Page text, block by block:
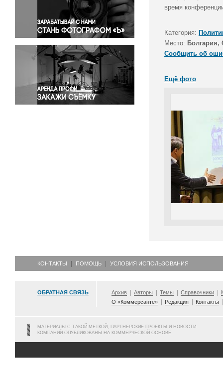
Правосудие
Происшествия и конфликты
Религия
Светская жизнь
Спорт
Экология
Экономика и бизнес
время
Категория:
Место:
Сообщить об
Ещё фото
КОНТАКТЫ ПОМОЩЬ УСЛОВИЯ ИСПОЛЬЗОВАНИЯ
ОБРАТНАЯ СВЯЗЬ Архив Авторы Темы Справочники
О «Коммерсанте»
Редакция Контакты
МАТЕРИАЛЫ С ТАКОЙ МЕТКОЙ, ПАРТНЕРСКИЕ ПРОЕКТЫ И НОВОСТИ
КОМПАНИЙ ОПУБЛИКОВАНЫ НА КОММЕРЧЕСКОЙ ОСНОВЕ